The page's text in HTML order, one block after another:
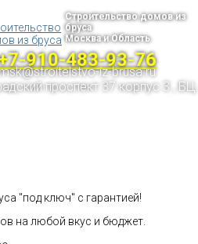
Строительство домов из
бруса
Москва и Область
910-483-93-76
iz-brusa.ru
проспект 37 корпус 3 , БЦ
"под ключ" с гарантией!
на любой вкус и бюджет.